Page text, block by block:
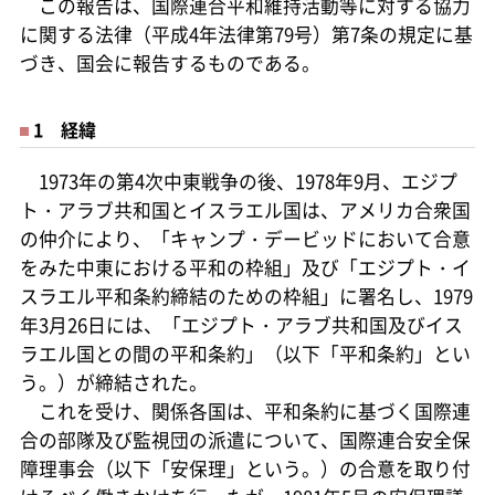
この報告は、国際連合平和維持活動等に対する協力
に関する法律（平成4年法律第79号）第7条の規定に基
づき、国会に報告するものである。
1 経緯
1973年の第4次中東戦争の後、1978年9月、エジプ
ト・アラブ共和国とイスラエル国は、アメリカ合衆国
の仲介により、「キャンプ・デービッドにおいて合意
をみた中東における平和の枠組」及び「エジプト・イ
スラエル平和条約締結のための枠組」に署名し、1979
年3月26日には、「エジプト・アラブ共和国及びイス
ラエル国との間の平和条約」（以下「平和条約」とい
う。）が締結された。
これを受け、関係各国は、平和条約に基づく国際連
合の部隊及び監視団の派遣について、国際連合安全保
障理事会（以下「安保理」という。）の合意を取り付